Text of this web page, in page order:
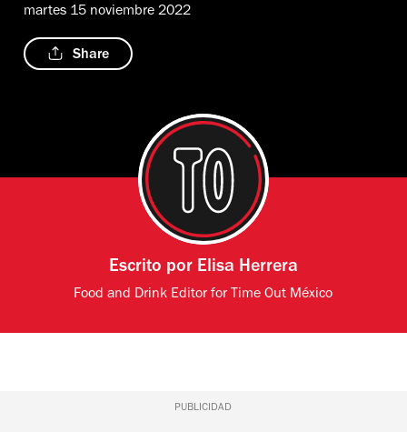
martes 15 noviembre 2022
Share
Escrito por Elisa Herrera
Food and Drink Editor for Time Out México
PUBLICIDAD